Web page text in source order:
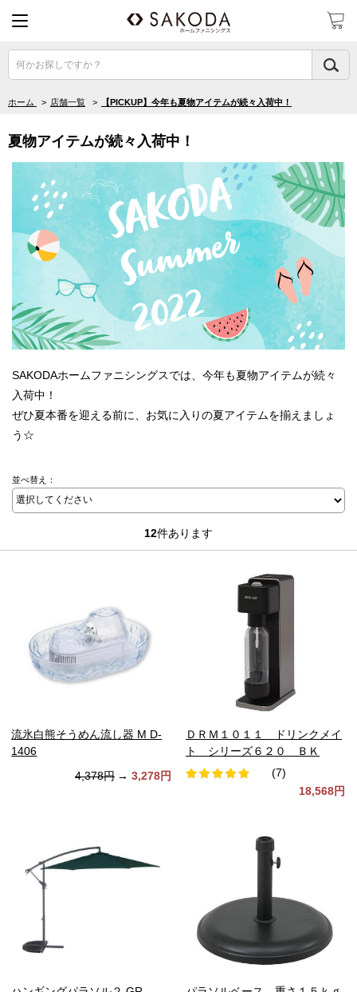
何かお探しですか？
ホーム > 店舗一覧 > 【PICKUP】今年も夏物アイテムが続々入荷中！
夏物アイテムが続々入荷中！
SAKODAホームファニシングスでは、今年も夏物アイテムが続々
入荷中！
ぜひ夏本番を迎える前に、お気に入りの夏アイテムを揃えましょ
う☆
並べ替え：
12件あります
流氷白熊そうめん流し器 M D-
1406
4,378円 → 3,278円
ＤＲＭ１０１１ ドリンクメイ
ト シリーズ６２０ ＢＫ
(7)
18,568円